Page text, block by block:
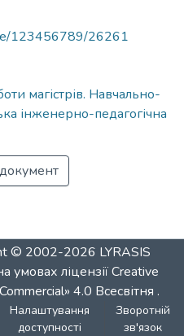
123456789/26261
магістрів. Навчально-
інженерно-педагогічна
© 2002-2026 LYRASIS
умовах ліцензіїCreative
4.0 Всесвітня .
Налаштування
доступності
Зворотній
зв'язок